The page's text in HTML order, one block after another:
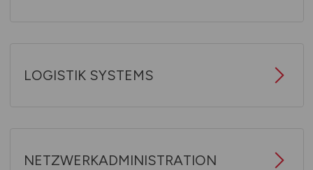
LOGISTIK SYSTEMS
NETZWERKADMINISTRATION